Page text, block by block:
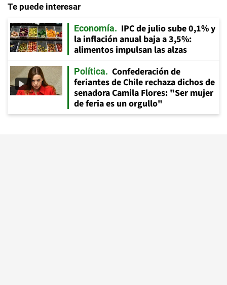
Te puede interesar
Economía
IPC de julio sube 0,1% y
la inflación anual baja a 3,5%:
alimentos impulsan las alzas
Política
Confederación de
feriantes de Chile rechaza dichos de
senadora Camila Flores: "Ser mujer
de feria es un orgullo"